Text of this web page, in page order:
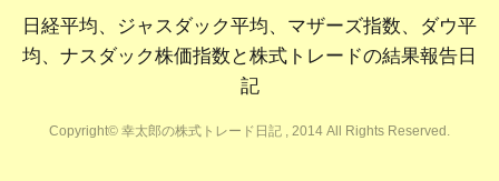
日経平均、ジャスダック平均、マザーズ指数、ダウ平
均、ナスダック株価指数と株式トレードの結果報告日
記
Copyright© 幸太郎の株式トレード日記 , 2014 All Rights Reserved.